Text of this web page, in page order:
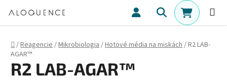
Hľadať
Domov
/Reagencie/Mikrobiologia/Hotové média na miskách/R2 LAB-
AGAR™
R2 LAB-AGAR™